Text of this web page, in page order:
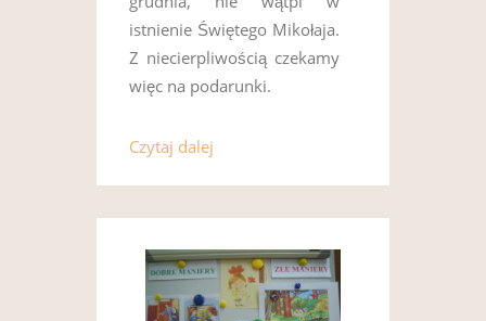
istnienie Świętego Mikołaja.
Z niecierpliwością czekamy
więc na podarunki.
Czytaj dalej